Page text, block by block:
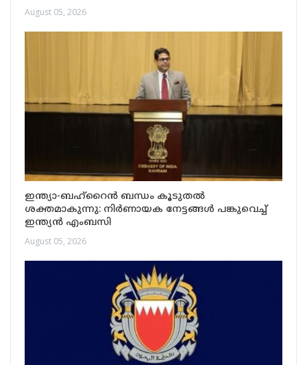
August 05, 2026
ഇന്ത്യാ-ബഹ്റൈൻ ബന്ധം കൂടുതൽ
ശക്തമാകുന്നു: നിർണായക നേട്ടങ്ങൾ പങ്കുവെച്ച്
ഇന്ത്യൻ എംബസി
August 05, 2026